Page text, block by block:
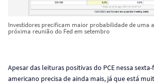
Investidores precificam maior probabilidade de uma
próxima reunião do Fed em setembro
Apesar das leituras positivas do PCE nessa
americano precisa de ainda mais, já que está